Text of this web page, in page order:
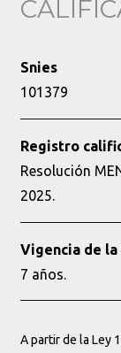
Snies
101379
Registro
Resolución
2025.
Vigencia de
7 años.
A partir de la Ley